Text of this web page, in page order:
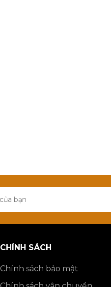
CHÍNH SÁCH
Chính sách bảo mật